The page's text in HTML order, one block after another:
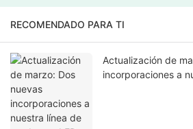
RECOMENDADO PARA TI
Actualización de
incorporaciones a